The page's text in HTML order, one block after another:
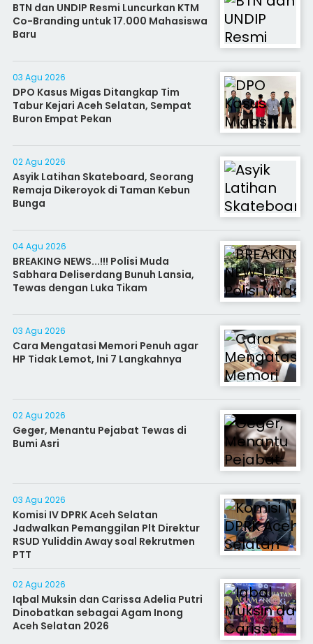
BTN dan UNDIP Resmi Luncurkan KTM
Co-Branding untuk 17.000 Mahasiswa
Baru
03 Agu 2026
DPO Kasus Migas Ditangkap Tim
Tabur Kejari Aceh Selatan, Sempat
Buron Empat Pekan
02 Agu 2026
Asyik Latihan Skateboard, Seorang
Remaja Dikeroyok di Taman Kebun
Bunga
04 Agu 2026
BREAKING NEWS...!!! Polisi Muda
Sabhara Deliserdang Bunuh Lansia,
Tewas dengan Luka Tikam
03 Agu 2026
Cara Mengatasi Memori Penuh agar
HP Tidak Lemot, Ini 7 Langkahnya
02 Agu 2026
Geger, Menantu Pejabat Tewas di
Bumi Asri
03 Agu 2026
Komisi IV DPRK Aceh Selatan
Jadwalkan Pemanggilan Plt Direktur
RSUD Yuliddin Away soal Rekrutmen
PTT
02 Agu 2026
Iqbal Muksin dan Carissa Adelia Putri
Dinobatkan sebagai Agam Inong
Aceh Selatan 2026